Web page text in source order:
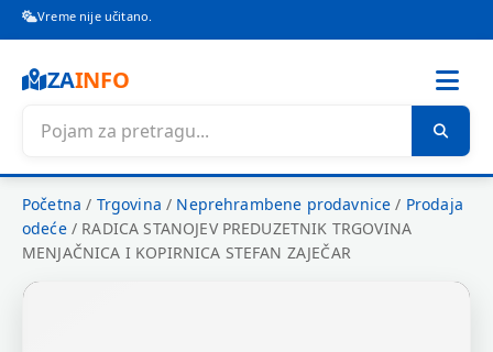
Vreme nije učitano.
ZAINFO
Početna / Trgovina / Neprehrambene prodavnice / Prodaja
odeće/ RADICA STANOJEV PREDUZETNIK TRGOVINA
MENJAČNICA I KOPIRNICA STEFAN ZAJEČAR